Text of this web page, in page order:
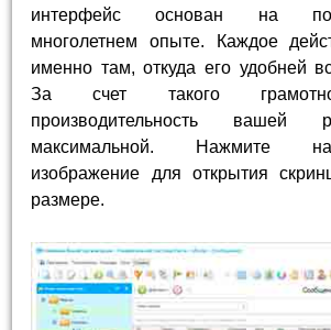
интерфейс основан на
многолетнем опыте. Каждое
именно там, откуда его удобней
За счет такого
производительность вашей
максимальной. Нажмите
изображение для открытия
размере.